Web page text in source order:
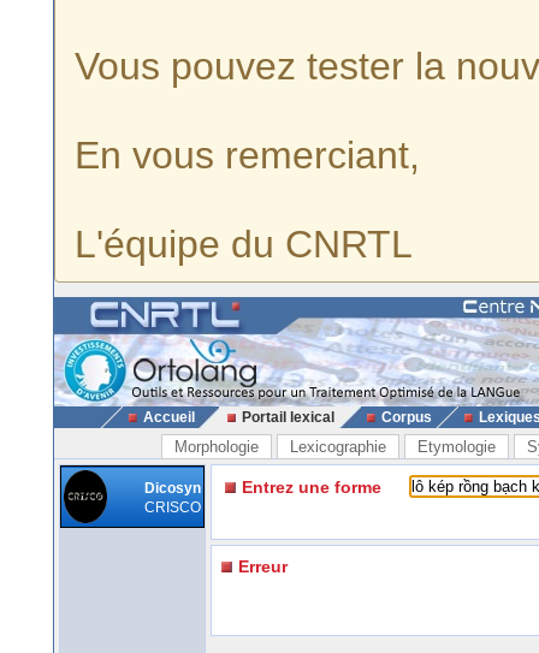
Vous pouvez tester la
En vous remerciant,
L'équipe du CNRTL
Accueil Portail lexical Corpus
Morphologie Lexicographie Etymologie
Dicosyn
CRISCO
Entrez une forme
Erreur